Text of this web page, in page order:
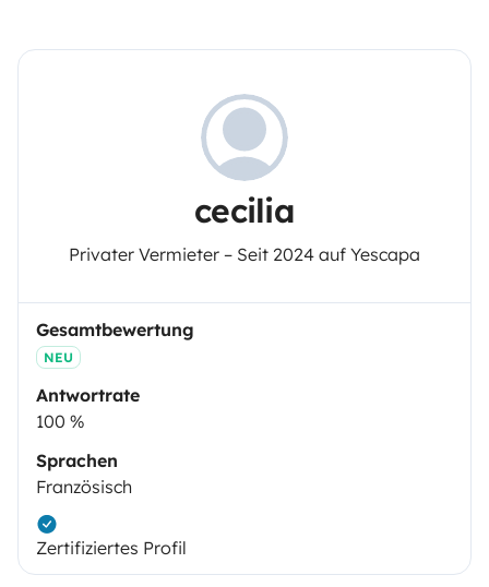
cecilia
Privater Vermieter – Seit 2024 auf Yescapa
Gesamtbewertung
NEU
Antwortrate
100 %
Sprachen
Französisch
Zertifiziertes Profil